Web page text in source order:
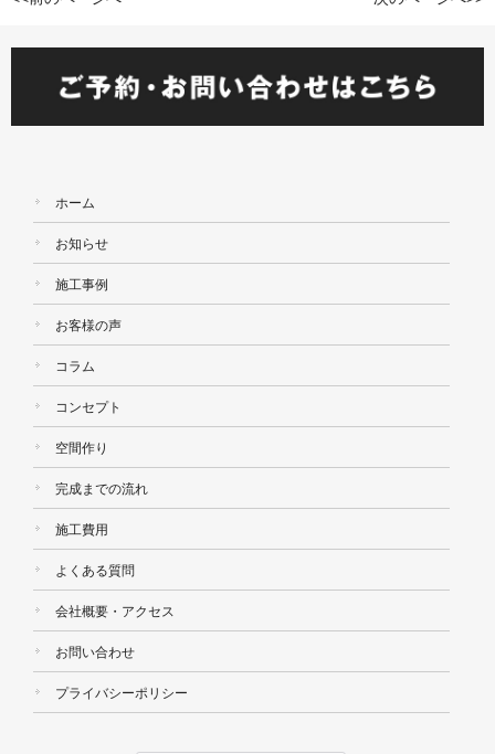
ホーム
お知らせ
施工事例
お客様の声
コラム
コンセプト
空間作り
完成までの流れ
施工費用
よくある質問
会社概要・アクセス
お問い合わせ
プライバシーポリシー